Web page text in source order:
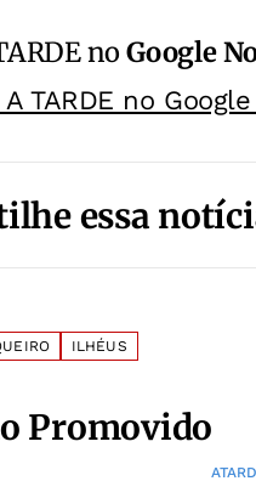
noGoogle
A TARDE no
essa
ILHÉUS